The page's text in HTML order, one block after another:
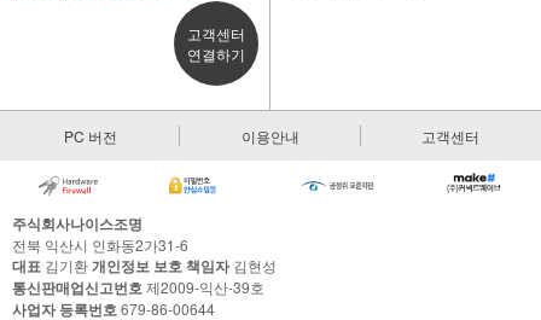
고객센터
연결하기
PC 버전 이용안내 고객센터
주식회사나이스조명
전북 익산시 인화동2가31-6
대표 김기환개인정보 보호 책임자김현성
통신판매업신고번호제2009-익산-39호
사업자 등록번호679-86-00644